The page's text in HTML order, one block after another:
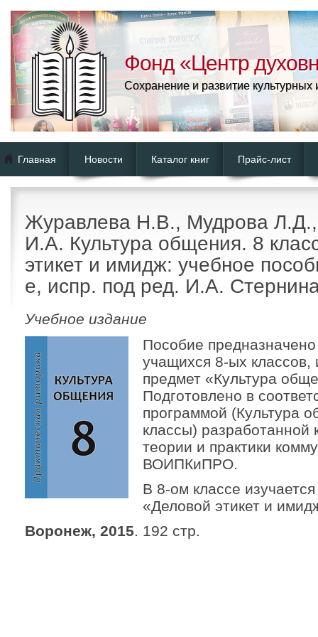
Фонд «Центр
Сохранение и развитие
Главная Новости Каталог книг Прайс-лист
Журавлева Н.В., Мудрова
И.А. Культура общения. 8
этикет и имидж: учебное
е, испр. под ред. И.А.
Учебное издание
Пособие
учащихся 8-ых
предмет «Культура
Подготовлено в
программой (Культура
классы) разработанной
теории и практики
ВОИПКиПРО.
В 8-ом классе изучается
«Деловой этикет и
Воронеж, 2015. 192 стр.